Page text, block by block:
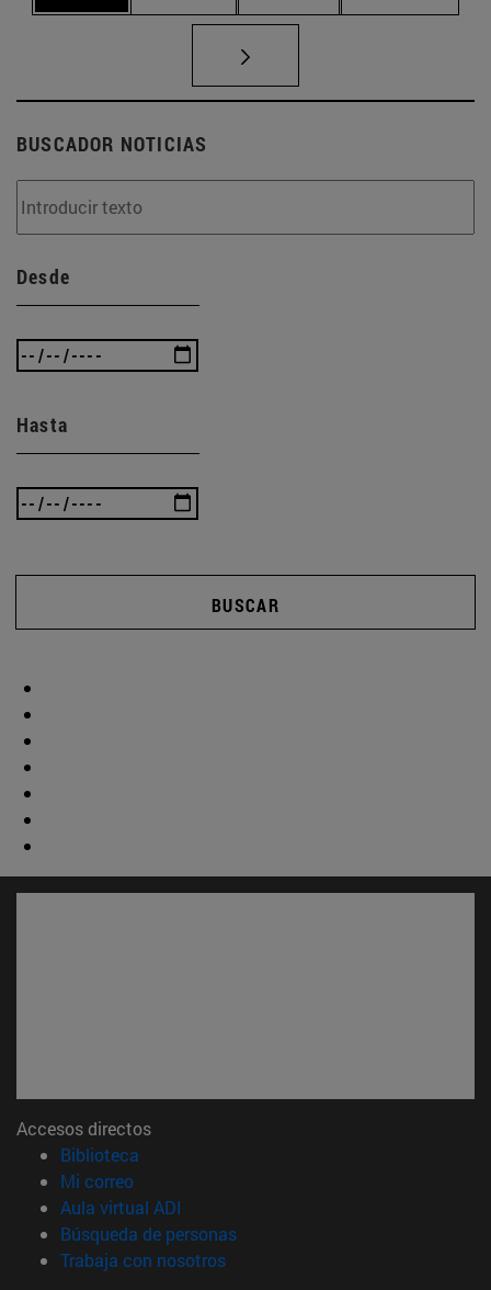
BUSCADOR NOTICIAS
Desde
Hasta
BUSCAR
Accesos directos
Biblioteca
Mi correo(abre en nueva ventana)
Aula virtual ADI
Búsqueda de personas(abre en nueva ventana)
Trabaja con nosotros(abre en nueva ventana)